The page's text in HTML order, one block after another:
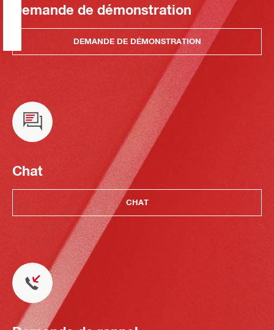
Demande de démonstration
DEMANDE DE DÉMONSTRATION
Chat
CHAT